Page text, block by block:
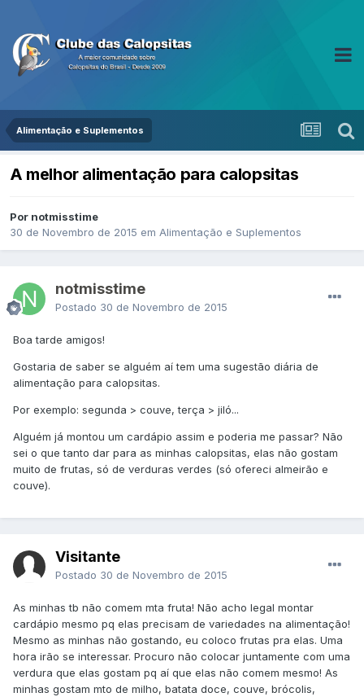
Alimentação e Suplementos
A melhor alimentação para calopsitas
Por notmisstime
30 de Novembro de 2015 em Alimentação e Suplementos
notmisstime
Postado 30 de Novembro de 2015
Boa tarde amigos!
Gostaria de saber se alguém aí tem uma sugestão diária de
alimentação para calopsitas.
Por exemplo: segunda > couve, terça > jiló...
Alguém já montou um cardápio assim e poderia me passar? Não
sei o que tanto dar para as minhas calopsitas, elas não gostam
muito de frutas, só de verduras verdes (só ofereci almeirão e
couve).
Visitante
Postado 30 de Novembro de 2015
As minhas tb não comem mta fruta! Não acho legal montar
cardápio mesmo pq elas precisam de variedades na alimentação!
Mesmo as minhas não gostando, eu coloco frutas pra elas. Uma
hora irão se interessar. Procuro não colocar juntamente com uma
verdura que elas gostam pq aí que elas não comem mesmo! As
minhas gostam mto de milho, batata doce, couve, brócolis,